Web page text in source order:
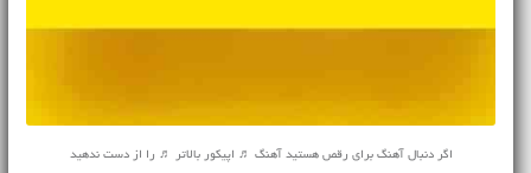
اگر دنبال آهنگ برای رقص هستید آهنگ ♬ اپیکور بالاتر ♬ را از دست ندهید